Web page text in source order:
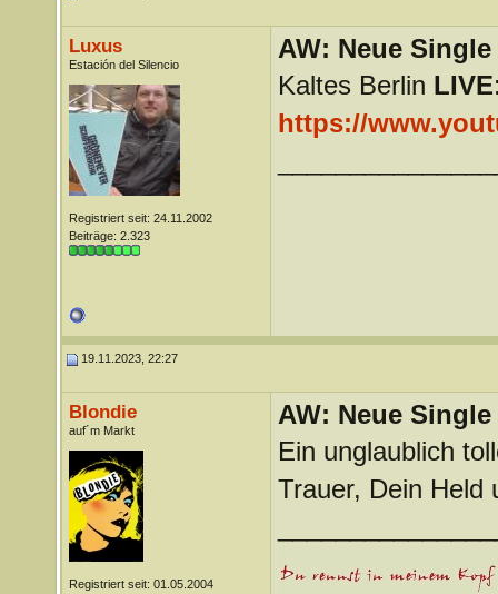
Luxus
Estación del Silencio
Registriert seit: 24.11.2002
Beiträge: 2.323
AW: Neue
Kaltes Berlin LIVE
https://
19.11.2023, 22:27
Blondie
auf´m Markt
Registriert seit: 01.05.2004
AW: Neue
Ein unglaublich
Trauer, Dein Held